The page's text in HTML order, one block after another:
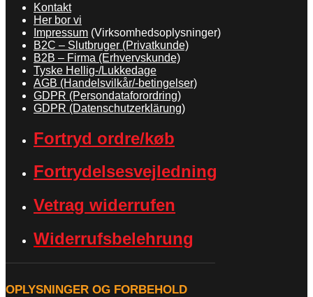
Kontakt
Her bor vi
Impressum (Virksomhedsoplysninger)
B2C – Slutbruger (Privatkunde)
B2B – Firma (Erhvervskunde)
Tyske Hellig-/Lukkedage
AGB (Handelsvilkår/-betingelser)
GDPR (Persondataforordring)
GDPR (Datenschutzerklärung)
Fortryd ordre/køb
Fortrydelsesvejledning
Vetrag widerrufen
Widerrufsbelehrung
OPLYSNINGER OG FORBEHOLD